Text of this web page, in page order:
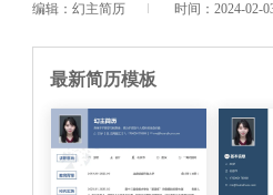
编辑：幻主简历 时间：2024-02-
最新简历模板